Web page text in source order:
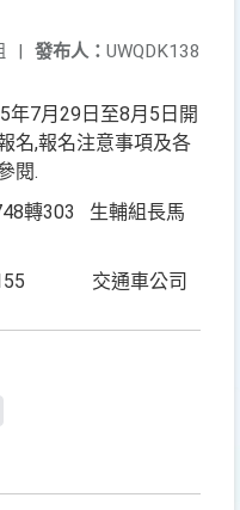
發布人： UWQDK138
|
年7月29日至8月5日開
名,報名注意事項及各
閱.
轉303 生輔組長馬
通車公司